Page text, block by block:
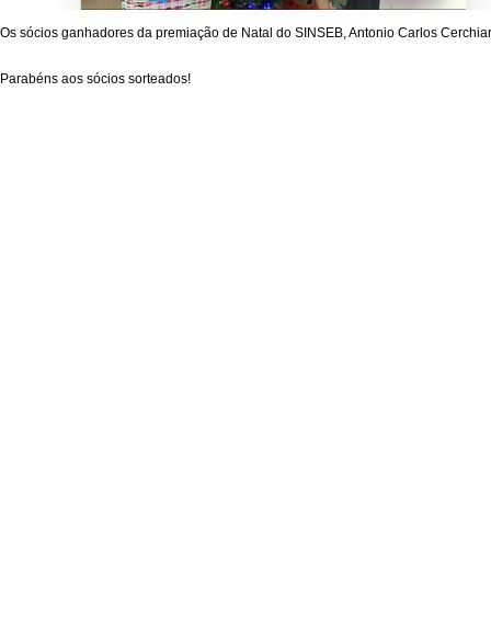
Os sócios ganhadores da premiação de Natal do SINSEB, Antonio Carlos
Parabéns aos sócios sorteados!